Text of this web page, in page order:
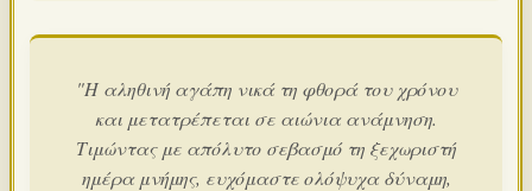
"Η αληθινή αγάπη νικά τη φθορά του χρόνου
και μετατρέπεται σε αιώνια ανάμνηση.
Τιμώντας με απόλυτο σεβασμό τη ξεχωριστή
ημέρα μνήμης, ευχόμαστε ολόψυχα δύναμη,